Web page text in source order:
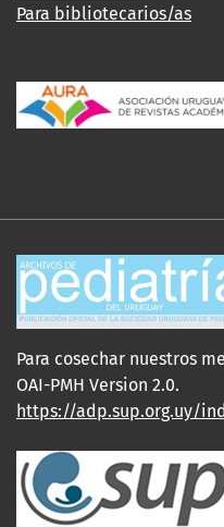
Para bibliotecarios/as
Para cosechar nuestros
OAI-PMH Version 2.0.
https://adp.sup.org.uy/